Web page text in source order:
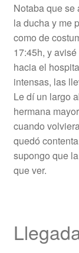
Notaba que se
la ducha y me
como de
17:45h, y
hacia el
intensas, las
Le dí un largo
hermana
cuando
quedó
supongo que
que ver.